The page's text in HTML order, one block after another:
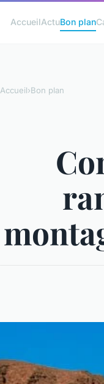
AccueilActuBon plan
Accueil›Bon plan